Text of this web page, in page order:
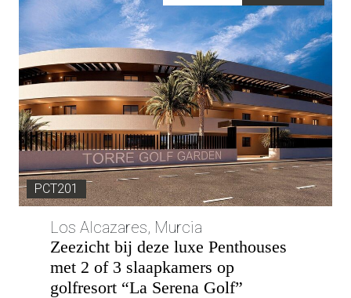
PCT201
Los Alcazares, Murcia
Zeezicht bij deze luxe Penthouses
met 2 of 3 slaapkamers op
golfresort “La Serena Golf”